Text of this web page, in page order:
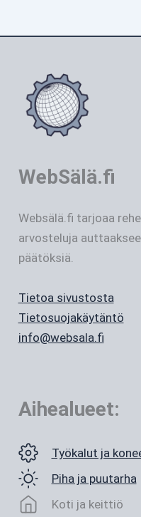
WebSälä.fi
Websälä.fi tarjoaa
arvosteluja
päätöksiä.
Tietoa sivustosta
Tietosuojakäytäntö
info@websala.fi
Aihealueet:
Työkalut ja
Piha ja puutarha
Koti ja keittiö